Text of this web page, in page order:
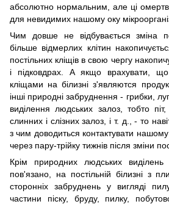
абсолютно нормальним, але ці
для невидимих ​​нашому оку
Чим довше не відбувається зміна
більше відмерлих клітин
постільних кліщів в свою чергу
і підковдрах. А якщо врахувати,
кліщами на білизні з'являются
інші природні забруднення - грибки,
виділення людських залоз, тобто
слинних і слізних залоз, і т. д., - то
з чим доводиться контактувати нашому
через пару-трійку тижнів після зміни
Крім природних людських
пов'язано, на постільній білизні з
сторонніх забруднень у вигляді
частини піску, бруду, пилку,